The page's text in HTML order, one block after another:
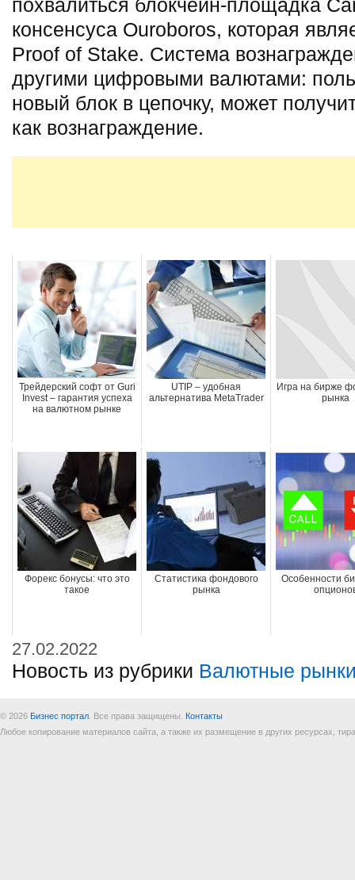
похвалиться блокчейн-площадка
консенсуса Ouroboros, которая
Proof of Stake. Система
другими цифровыми валютами:
новый блок в цепочку, может
как вознаграждение.
Трейдерский софт от Guri
Invest – гарантия успеха
на валютном рынке
UTIP – удобная
альтернатива MetaTrader
Игра на бирже
рынка
Форекс бонусы: что это
такое
Статистика фондового
рынка
Особенности
27.02.2022
Новость из рубрики Валютные
© 2026 Бизнес портал . Все права защищены. Контакты
Любое копирование материалов сайта, а также их размещение в других ресурсах,